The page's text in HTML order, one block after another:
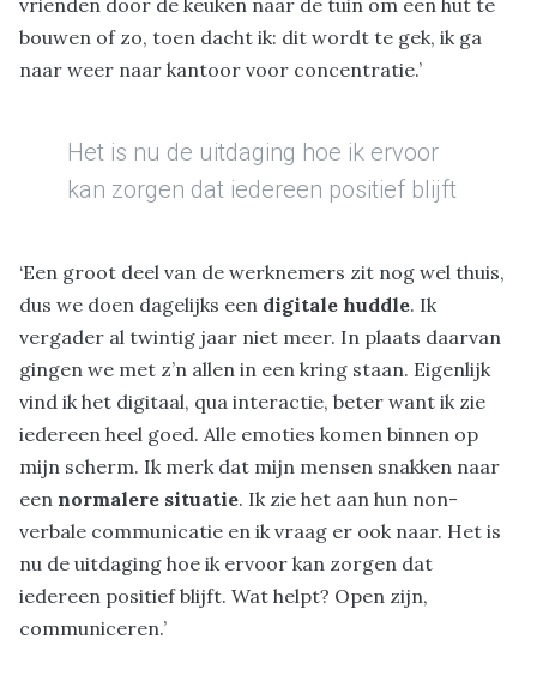
bouwen of zo, toen dacht ik: dit wordt te gek, ik ga
naar weer naar kantoor voor concentratie.’
Het is nu de uitdaging hoe ik ervoor
kan zorgen dat iedereen positief blijft
‘Een groot deel van de werknemers zit nog wel thuis,
dus we doen dagelijks een digitale huddle. Ik
vergader al twintig jaar niet meer. In plaats daarvan
gingen we met z’n allen in een kring staan. Eigenlijk
vind ik het digitaal, qua interactie, beter want ik zie
iedereen heel goed. Alle emoties komen binnen op
mijn scherm. Ik merk dat mijn mensen snakken naar
een normalere situatie. Ik zie het aan hun non-
verbale communicatie en ik vraag er ook naar. Het is
nu de uitdaging hoe ik ervoor kan zorgen dat
iedereen positief blijft. Wat helpt? Open zijn,
communiceren.’